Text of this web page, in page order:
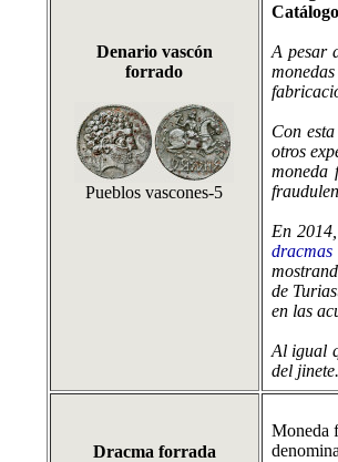
Denario vascón
forrado
Pueblos vascones-5
A pesar
Con
otros
moneda
En
de
en las
Al igual
del
Dracma forrada
Moneda